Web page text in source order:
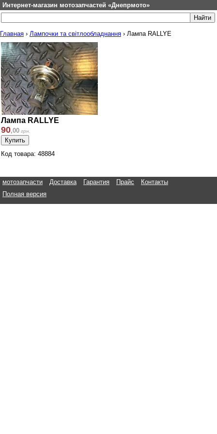
Интернет-магазин мотозапчастей «Днепрмото»
Главная › Лампочки та світлообладнання › Лампа RALLYE
Лампа RALLYE
90,00 грн.
Код товара: 48884
мотозапчасти Доставка Гарантия Прайс
Контакты
Полная версия